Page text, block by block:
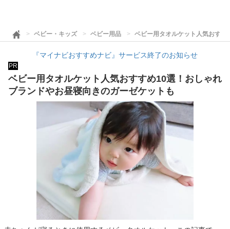
ベビー・キッズ ベビー用品 ベビー用タオルケット人気おす
『マイナビおすすめナビ』サービス終了のお知らせ
PR
ベビー用タオルケット人気おすすめ10選！おしゃれ
ブランドやお昼寝向きのガーゼケットも